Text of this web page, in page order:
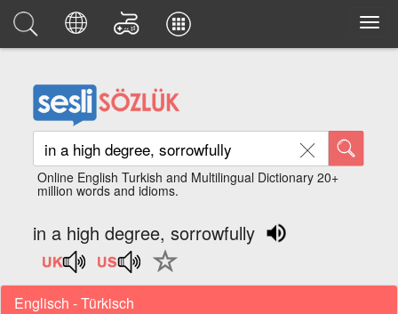
Online English Turkish and Multilingual Dictionary 20+
million words and idioms.
in a high degree, sorrowfully
Englisch - Türkisch